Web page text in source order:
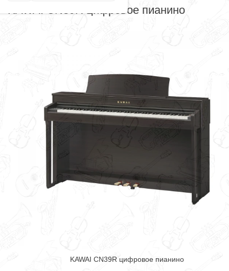
KAWAI CN39R цифровое пианино
KAWAI CN39R цифровое пианино